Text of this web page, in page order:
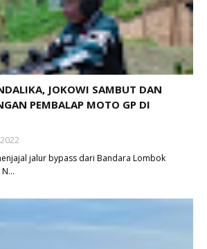
JOKOWI SAMBUT DAN
PEMBALAP MOTO GP DI
jalur bypass dari Bandara Lombok
N…